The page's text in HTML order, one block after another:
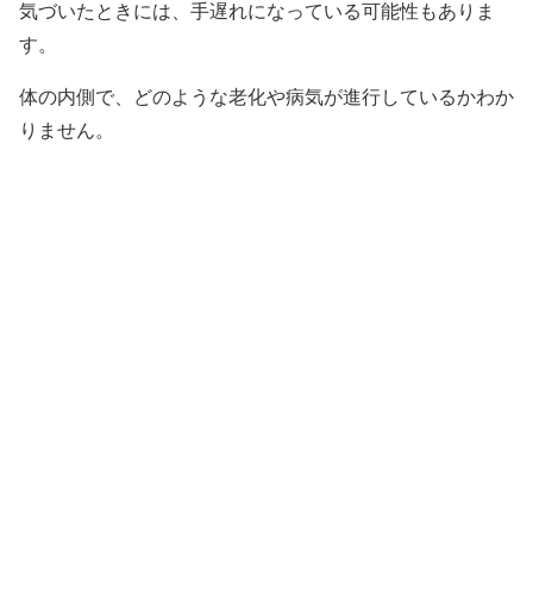
気づいたときには、手遅れになっている可能性もありま
す。
体の内側で、どのような老化や病気が進行しているかわか
りません。